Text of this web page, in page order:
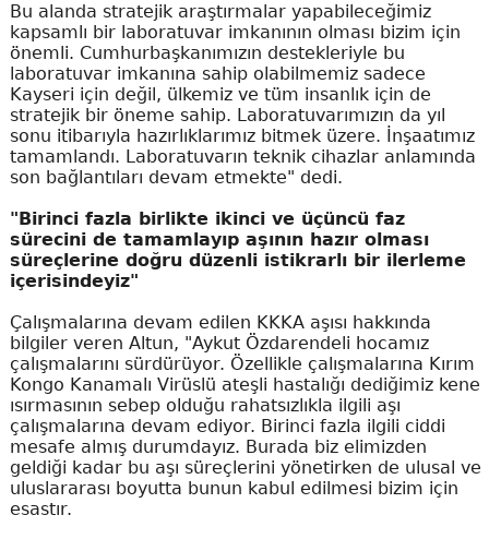
Bu alanda stratejik araştırmalar yapabileceğimiz
kapsamlı bir laboratuvar imkanının olması bizim için
önemli. Cumhurbaşkanımızın destekleriyle bu
laboratuvar imkanına sahip olabilmemiz sadece
Kayseri için değil, ülkemiz ve tüm insanlık için de
stratejik bir öneme sahip. Laboratuvarımızın da yıl
sonu itibarıyla hazırlıklarımız bitmek üzere. İnşaatımız
tamamlandı. Laboratuvarın teknik cihazlar anlamında
son bağlantıları devam etmekte" dedi.
"Birinci fazla birlikte ikinci ve üçüncü faz
sürecini de tamamlayıp aşının hazır olması
süreçlerine doğru düzenli istikrarlı bir ilerleme
içerisindeyiz"
Çalışmalarına devam edilen KKKA aşısı hakkında
bilgiler veren Altun, "Aykut Özdarendeli hocamız
çalışmalarını sürdürüyor. Özellikle çalışmalarına Kırım
Kongo Kanamalı Virüslü ateşli hastalığı dediğimiz kene
ısırmasının sebep olduğu rahatsızlıkla ilgili aşı
çalışmalarına devam ediyor. Birinci fazla ilgili ciddi
mesafe almış durumdayız. Burada biz elimizden
geldiği kadar bu aşı süreçlerini yönetirken de ulusal ve
uluslararası boyutta bunun kabul edilmesi bizim için
esastır.